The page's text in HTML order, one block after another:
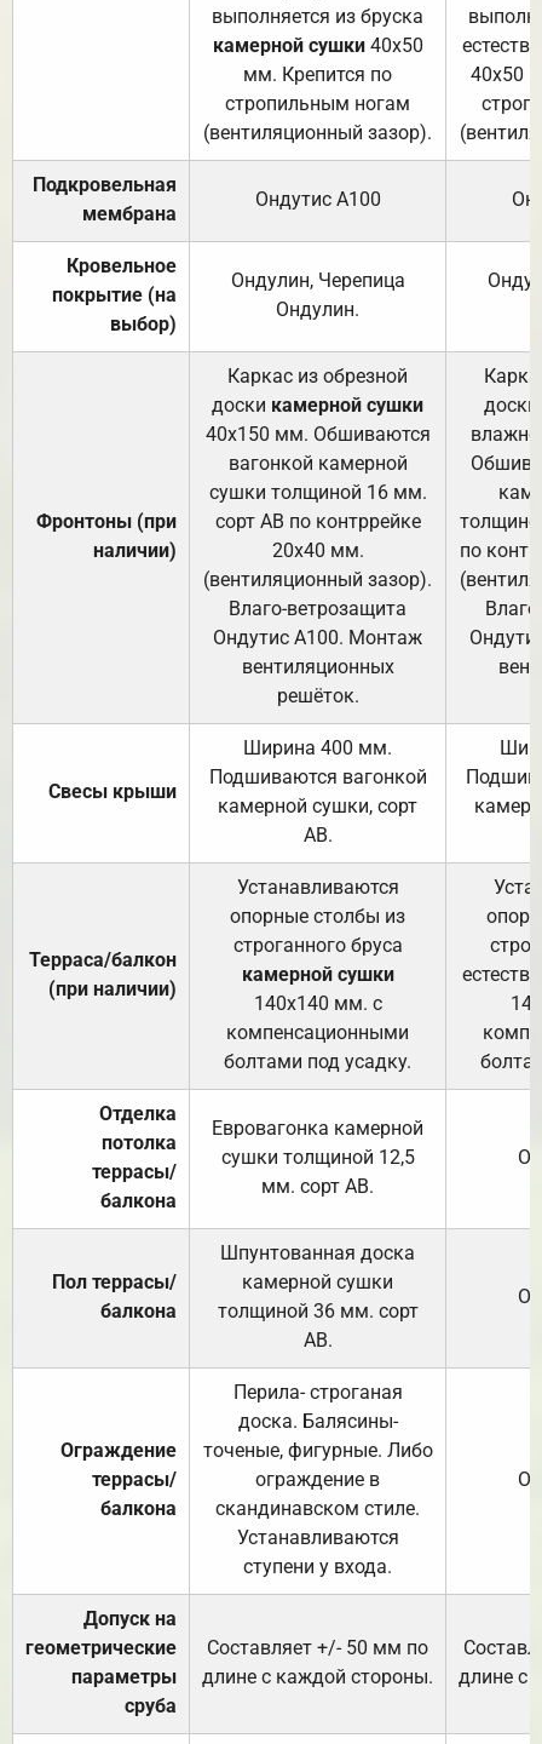
выполняется из бруска
камерной сушки40х50
мм. Крепится по
стропильным ногам
(вентиляционный зазор).
40х50
Подкровельная
мембрана
Ондутис А100
Кровельное
покрытие (на
выбор)
Ондулин, Черепица
Ондулин.
Фронтоны (при
наличии)
Каркас из обрезной
доски камерной сушки
40х150 мм. Обшиваются
вагонкой камерной
сушки толщиной 16 мм.
сорт АВ по контррейке
20х40 мм.
(вентиляционный зазор).
Влаго-ветрозащита
Ондутис А100. Монтаж
вентиляционных
решёток.
доски
по
Свесы крыши
Ширина 400 мм.
Подшиваются вагонкой
камерной сушки, сорт
АВ.
Терраса/балкон
(при наличии)
Устанавливаются
опорные столбы из
строганного бруса
камерной сушки
140х140 мм. с
компенсационными
болтами под усадку.
Отделка
потолка
террасы/
балкона
Евровагонка камерной
сушки толщиной 12,5
мм. сорт АВ.
Пол террасы/
балкона
Шпунтованная доска
камерной сушки
толщиной 36 мм. сорт
АВ.
Ограждение
террасы/
балкона
Перила- строганая
доска. Балясины-
точеные, фигурные. Либо
ограждение в
скандинавском стиле.
Устанавливаются
ступени у входа.
Допуск на
геометрические
параметры
сруба
Составляет +/- 50 мм по
длине с каждой стороны.
длине с